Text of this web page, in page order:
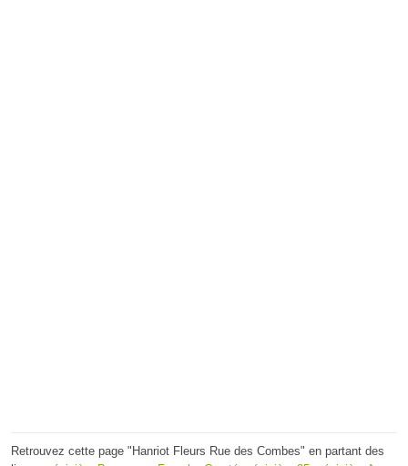
Retrouvez cette page "Hanriot Fleurs Rue des Combes" en partant des